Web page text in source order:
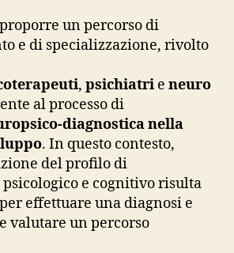
un percorso di
e di specializzazione, rivolto
, psichiatri e neuro
al processo di
diagnostica nella
. In questo contesto,
del profilo di
e cognitivo risulta
effettuare una diagnosi e
valutare un percorso